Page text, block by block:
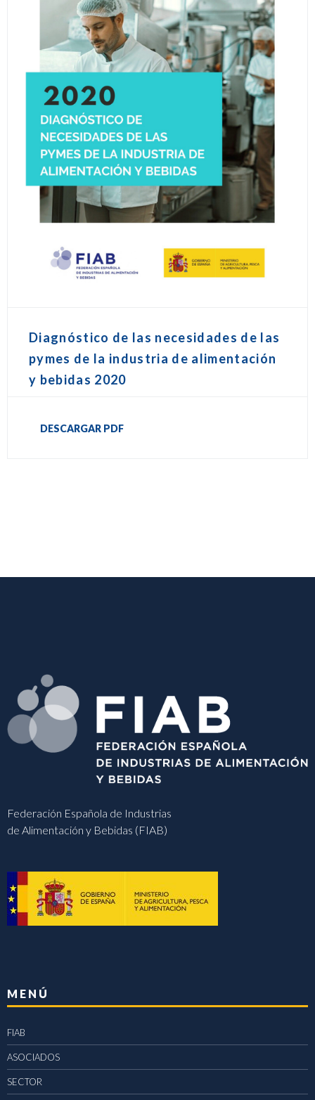
Diagnóstico de las necesidades de las
pymes de la industria de alimentación
y bebidas 2020
DESCARGAR PDF
Federación Española de Industrias
de Alimentación y Bebidas (FIAB)
MENÚ
FIAB
ASOCIADOS
SECTOR